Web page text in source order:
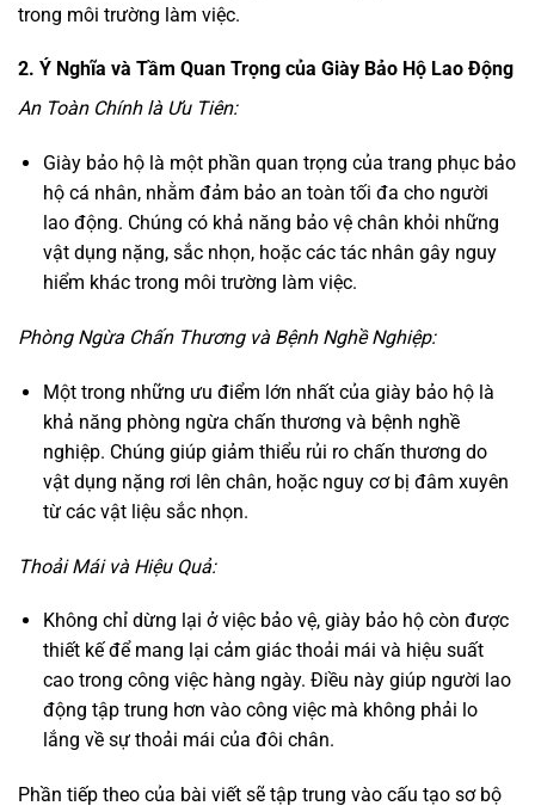
trong môi trường làm việc.
2. Ý Nghĩa và Tầm Quan Trọng của Giày Bảo Hộ Lao Động
An Toàn Chính là Ưu Tiên:
Giày bảo hộ là một phần quan trọng của trang phục bảo
hộ cá nhân, nhằm đảm bảo an toàn tối đa cho người
lao động. Chúng có khả năng bảo vệ chân khỏi những
vật dụng nặng, sắc nhọn, hoặc các tác nhân gây nguy
hiểm khác trong môi trường làm việc.
Phòng Ngừa Chấn Thương và Bệnh Nghề Nghiệp:
Một trong những ưu điểm lớn nhất của giày bảo hộ là
khả năng phòng ngừa chấn thương và bệnh nghề
nghiệp. Chúng giúp giảm thiểu rủi ro chấn thương do
vật dụng nặng rơi lên chân, hoặc nguy cơ bị đâm xuyên
từ các vật liệu sắc nhọn.
Thoải Mái và Hiệu Quả:
Không chỉ dừng lại ở việc bảo vệ, giày bảo hộ còn được
thiết kế để mang lại cảm giác thoải mái và hiệu suất
cao trong công việc hàng ngày. Điều này giúp người lao
động tập trung hơn vào công việc mà không phải lo
lắng về sự thoải mái của đôi chân.
Phần tiếp theo của bài viết sẽ tập trung vào cấu tạo sơ bộ